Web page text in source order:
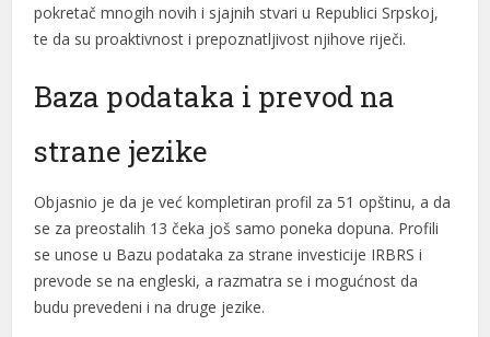
pokretač mnogih novih i sjajnih stvari u Republici Srpskoj,
te da su proaktivnost i prepoznatljivost njihove riječi.
Baza podataka i prevod na
strane jezike
Objasnio je da je već kompletiran profil za 51 opštinu, a da
se za preostalih 13 čeka još samo poneka dopuna. Profili
se unose u Bazu podataka za strane investicije IRBRS i
prevode se na engleski, a razmatra se i mogućnost da
budu prevedeni i na druge jezike.